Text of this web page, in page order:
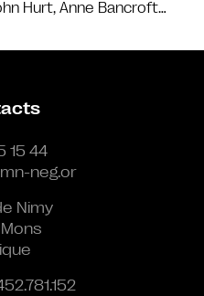
Hurt, Anne Bancroft…
15 44
neg.or
Nimy